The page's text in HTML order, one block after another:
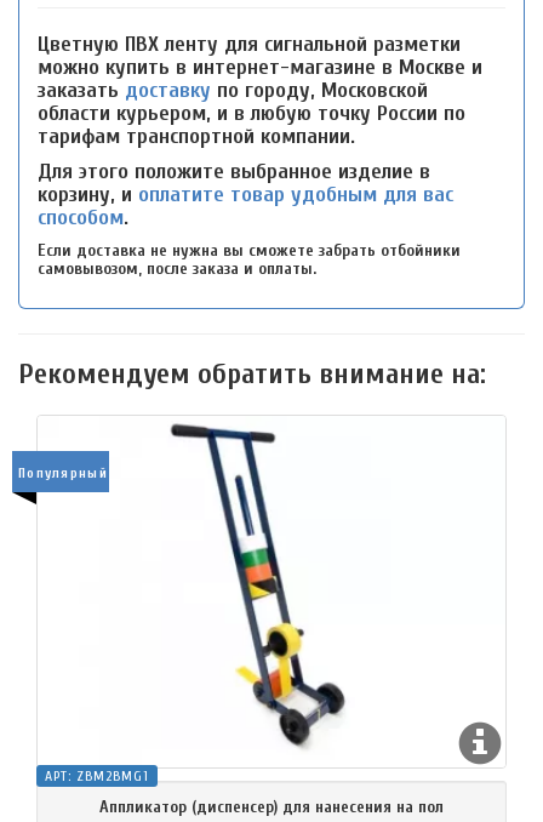
Цветную ПВХ ленту для сигнальной разметки
можно купить в интернет-магазине в Москве и
заказать доставку по городу, Московской
области курьером, и в любую точку России по
тарифам транспортной компании.
Для этого положите выбранное изделие в
корзину, и оплатите товар удобным для вас
способом.
Если доставка не нужна вы сможете забрать отбойники
самовывозом, после заказа и оплаты.
Рекомендуем обратить внимание на:
АРТ: ZBM2BMG1
Аппликатор (диспенсер) для нанесения на пол
Популярный